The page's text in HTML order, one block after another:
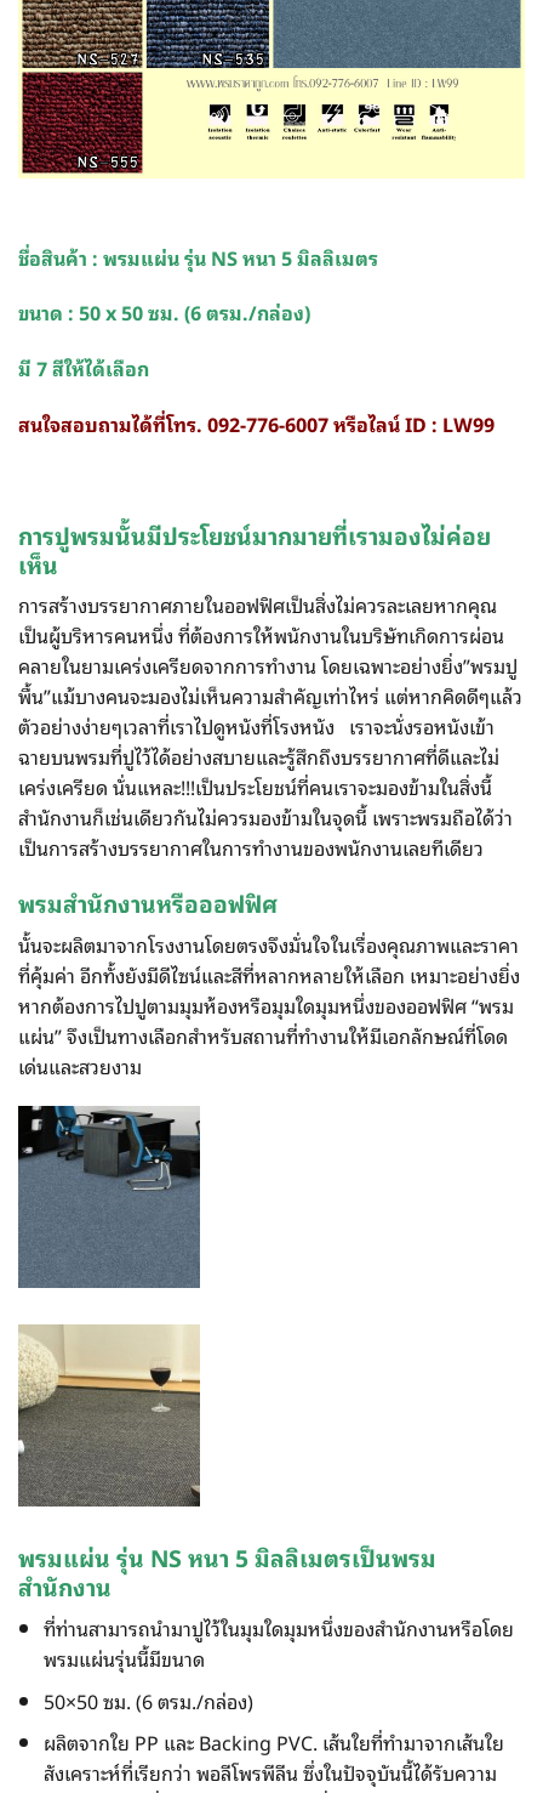
ชื่อสินค้า : พรมแผ่น รุ่น NS หนา 5 มิลลิเมตร
ขนาด : 50 x 50 ซม. (6 ตรม./กล่อง)
มี 7 สีให้ได้เลือก
สนใจสอบถามได้ที่โทร. 092-776-6007 หรือไลน์ ID : LW99
การปูพรมนั้นมีประโยชน์มากมายที่เรามองไม่ค่อย
เห็น
การสร้างบรรยากาศภายในออฟฟิศเป็นสิ่งไม่ควรละเลยหากคุณ
เป็นผู้บริหารคนหนึ่ง ที่ต้องการให้พนักงานในบริษัทเกิดการผ่อน
คลายในยามเคร่งเครียดจากการทำงาน โดยเฉพาะอย่างยิ่ง”พรมปู
พื้น”แม้บางคนจะมองไม่เห็นความสำคัญเท่าไหร่ แต่หากคิดดีๆแล้ว
ตัวอย่างง่ายๆเวลาที่เราไปดูหนังที่โรงหนัง เราจะนั่งรอหนังเข้า
ฉายบนพรมที่ปูไว้ได้อย่างสบายและรู้สึกถึงบรรยากาศที่ดีและไม่
เคร่งเครียด นั่นแหละ!!!เป็นประโยชน์ที่คนเราจะมองข้ามในสิ่งนี้
สำนักงานก็เช่นเดียวกันไม่ควรมองข้ามในจุดนี้ เพราะพรมถือได้ว่า
เป็นการสร้างบรรยากาศในการทำงานของพนักงานเลยทีเดียว
พรมสำนักงานหรือออฟฟิศ
นั้นจะผลิตมาจากโรงงานโดยตรงจึงมั่นใจในเรื่องคุณภาพและราคา
ที่คุ้มค่า อีกทั้งยังมีดีไซน์และสีที่หลากหลายให้เลือก เหมาะอย่างยิ่ง
หากต้องการไปปูตามมุมห้องหรือมุมใดมุมหนึ่งของออฟฟิศ “พรม
แผ่น” จึงเป็นทางเลือกสำหรับสถานที่ทำงานให้มีเอกลักษณ์ที่โดด
เด่นและสวยงาม
พรมแผ่นรุ่น NS หนา 5 มิลลิเมตรเป็นพรม
สำนักงาน
ที่ท่านสามารถนำมาปูไว้ในมุมใดมุมหนึ่งของสำนักงานหรือโดย
พรมแผ่นรุ่นนี้มีขนาด
50×50 ซม. (6 ตรม./กล่อง)
ผลิตจากใย PP และ Backing PVC. เส้นใยที่ทำมาจากเส้นใย
สังเคราะห์ที่เรียกว่า พอลีโพรพีลีน ซึ่งในปัจจุบันนี้ได้รับความ